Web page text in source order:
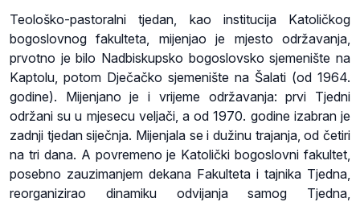
Teološko-pastoralni tjedan, kao institucija Katoličkog
bogoslovnog fakulteta, mijenjao je mjesto održavanja,
prvotno je bilo Nadbiskupsko bogoslovsko sjemenište na
Kaptolu, potom Dječačko sjemenište na Šalati (od 1964.
godine). Mijenjano je i vrijeme održavanja: prvi Tjedni
održani su u mjesecu veljači, a od 1970. godine izabran je
zadnji tjedan siječnja. Mijenjala se i dužinu trajanja, od četiri
na tri dana. A povremeno je Katolički bogoslovni fakultet,
posebno zauzimanjem dekana Fakulteta i tajnika Tjedna,
reorganizirao dinamiku odvijanja samog Tjedna,